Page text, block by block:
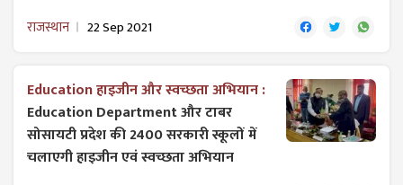
राजस्थान 22 Sep 2021
Education हाइजीन और स्वच्छता अभियान :
Education Department और टाबर
सोसायटी प्रदेश की 2400 सरकारी स्कूलों में
चलाएगी हाइजीन एवं स्वच्छता अभियान